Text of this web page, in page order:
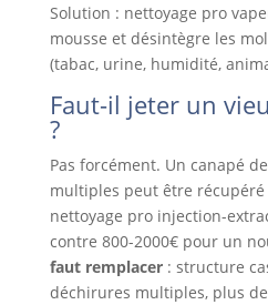
Solution : nettoyage pro
mousse et désintègre les
(tabac, urine, humidité,
Faut-il jeter un
?
Pas forcément. Un canapé
multiples peut être récupéré
nettoyage pro injection-
contre 800-2000€ pour un
faut remplacer: structure
déchirures multiples, plus